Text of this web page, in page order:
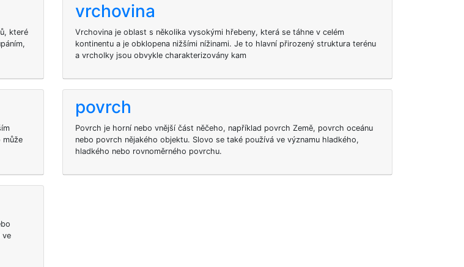
které
vrchovina
Vrchovina je oblast s několika vysokými hřebeny, která se táhne v celém
kontinentu a je obklopena nižšími nížinami. Je to hlavní přirozený struktura terénu
a vrcholky jsou obvykle charakterizovány kam
může
povrch
Povrch je horní nebo vnější část něčeho, například povrch Země, povrch oceánu
nebo povrch nějakého objektu. Slovo se také používá ve významu hladkého,
hladkého nebo rovnoměrného povrchu.
ve